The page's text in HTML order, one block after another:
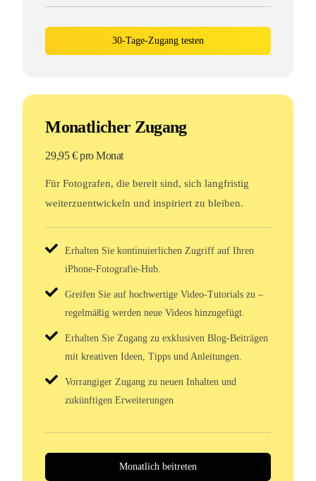
30-Tage-Zugang testen
Monatlicher Zugang
29,95 € pro Monat
Für Fotografen, die bereit sind, sich langfristig
weiterzuentwickeln und inspiriert zu bleiben.
Erhalten Sie kontinuierlichen Zugriff auf Ihren
iPhone-Fotografie-Hub.
Greifen Sie auf hochwertige Video-Tutorials zu –
regelmäßig werden neue Videos hinzugefügt.
Erhalten Sie Zugang zu exklusiven Blog-Beiträgen
mit kreativen Ideen, Tipps und Anleitungen.
Vorrangiger Zugang zu neuen Inhalten und
zukünftigen Erweiterungen
Monatlich beitreten